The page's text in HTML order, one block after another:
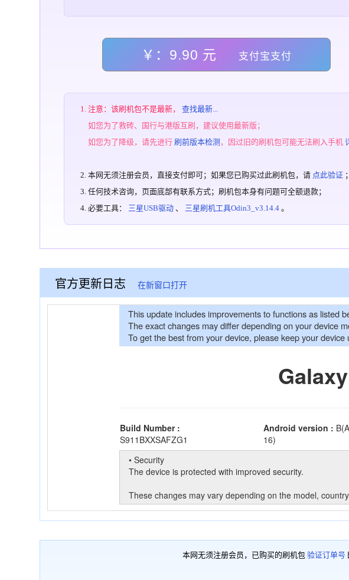
￥：9.90 元 支付宝支付
注意：该刷机包不是最新，查找最新...
如您为了救砖、国行与港版互刷，建议使用最新版；
如您为了降级，请先进行 刷前版本检测 ，因过旧的刷机包可能无法刷入手机
本网无须注册会员，直接支付即可；如果您已购买过此刷机包，请 点此验证 ；
任何技术咨询，页面底部有联系方式；刷机包本身有问题可全额退款；
必要工具： 三星USB驱动 、 三星刷机工具Odin3_v3.14.4 。
官方更新日志在新窗口打开
本网无须注册会员，已购买的刷机包 验证订单号